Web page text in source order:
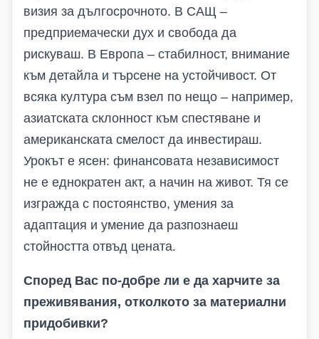
визия за дългосрочното. В САЩ –
предприемачески дух и свобода да
рискуваш. В Европа – стабилност, внимание
към детайла и търсене на устойчивост. От
всяка култура съм взел по нещо – например,
азиатската склонност към спестяване и
американската смелост да инвестираш.
Урокът е ясен: финансовата независимост
не е еднократен акт, а начин на живот. Тя се
изгражда с постоянство, умения за
адаптация и умение да разпознаеш
стойността отвъд цената.
Според Вас по-добре ли е да харчите за
преживявания, отколкото за материални
придобивки?